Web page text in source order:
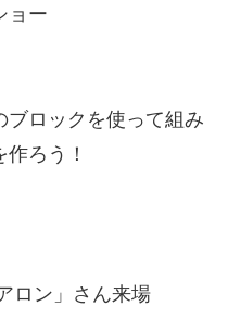
ョー
ロックを使って組み
ろう！
ロン」さん来場